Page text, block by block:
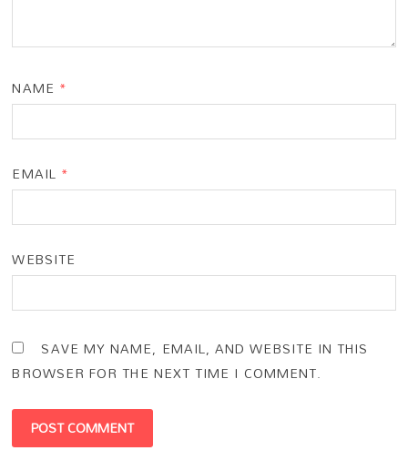
NAME *
EMAIL *
WEBSITE
SAVE MY NAME, EMAIL, AND WEBSITE IN THIS
BROWSER FOR THE NEXT TIME I COMMENT.